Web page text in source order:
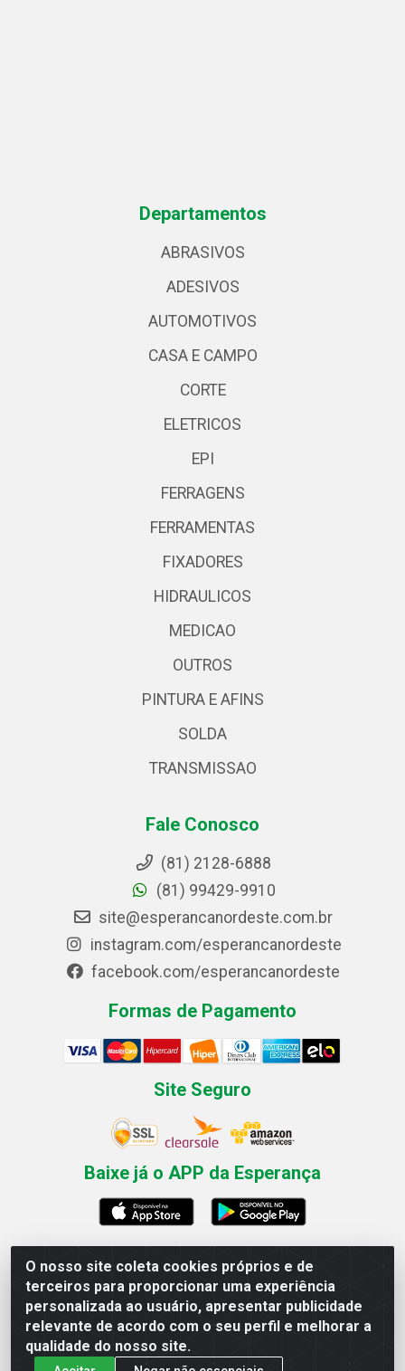
O nosso site coleta cookies próprios e de
terceiros para proporcionar uma experiência
personalizada ao usuário, apresentar publicidade
relevante de acordo com o seu perfil e melhorar a
qualidade do nosso site.
Departamentos
ABRASIVOS
ADESIVOS
AUTOMOTIVOS
CASA E CAMPO
CORTE
ELETRICOS
EPI
FERRAGENS
FERRAMENTAS
FIXADORES
HIDRAULICOS
MEDICAO
OUTROS
PINTURA E AFINS
SOLDA
TRANSMISSAO
Fale Conosco
(81) 2128-6888
(81) 99429-9910
site@esperancanordeste.com.br
instagram.com/esperancanordeste
facebook.com/esperancanordeste
Formas de Pagamento
Site Seguro
Baixe já o APP da Esperança
Esperança Nordeste - Rua Professor Caldas Filho, 291 -
Estância - Recife / PE CEP: 50771-335 - CNPJ
03.666.136/0001-23